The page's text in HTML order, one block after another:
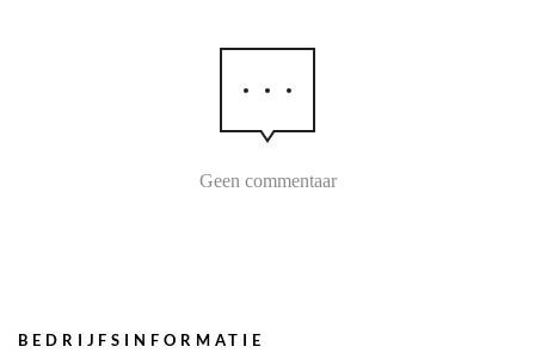
Geen commentaar
BEDRIJFSINFORMATIE